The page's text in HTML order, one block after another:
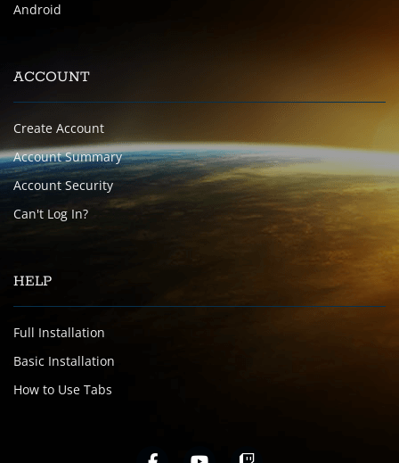
Android
ACCOUNT
Create Account
Account Summary
Account Security
Can't Log In?
HELP
Full Installation
Basic Installation
How to Use Tabs